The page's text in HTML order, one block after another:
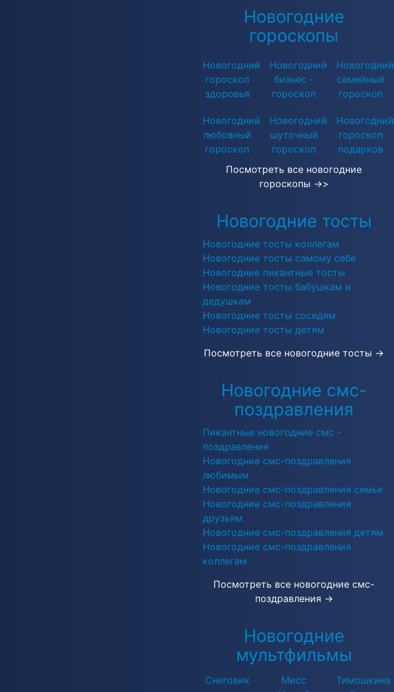
Новогодние
гороскопы
Новогодний
гороскоп
здоровья
Новогодний
бизнес -
гороскоп
Новогодний
семейный
гороскоп
Новогодний
любовный
гороскоп
Новогодний
шуточный
гороскоп
Новогодний
гороскоп
подарков
Посмотреть все новогодние
гороскопы →>
Новогодние тосты
Новогодние тосты коллегам
Новогодние тосты самому себе
Новогодние пикантные тосты
Новогодние тосты бабушкам и
дедушкам
Новогодние тосты соседям
Новогодние тосты детям
Посмотреть все новогодние тосты →
Новогодние смс-
поздравления
Пикантные новогодние смс -
поздравления
Новогодние смс-поздравления
любимым
Новогодние смс-поздравления семье
Новогодние смс-поздравления
друзьям
Новогодние смс-поздравления детям
Новогодние смс-поздравления
коллегам
Посмотреть все новогодние смс-
поздравления →
Новогодние
мультфильмы
Снеговик
Мисс
Тимошкина